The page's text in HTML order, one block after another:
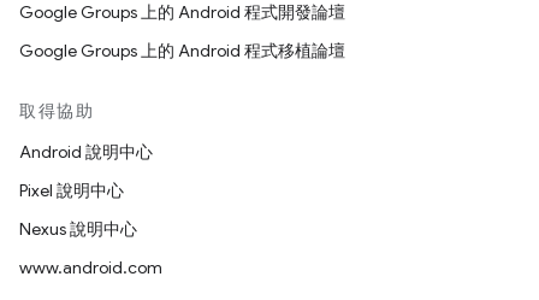
Google Groups 上的 Android 程式開發論壇
Google Groups 上的 Android 程式移植論壇
取得協助
Android 說明中心
Pixel 說明中心
Nexus 說明中心
www.android.com